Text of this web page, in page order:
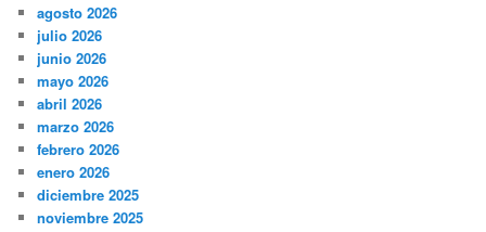
agosto 2026
julio 2026
junio 2026
mayo 2026
abril 2026
marzo 2026
febrero 2026
enero 2026
diciembre 2025
noviembre 2025